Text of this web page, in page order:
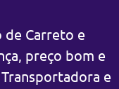
de Carreto e
preço bom e
e